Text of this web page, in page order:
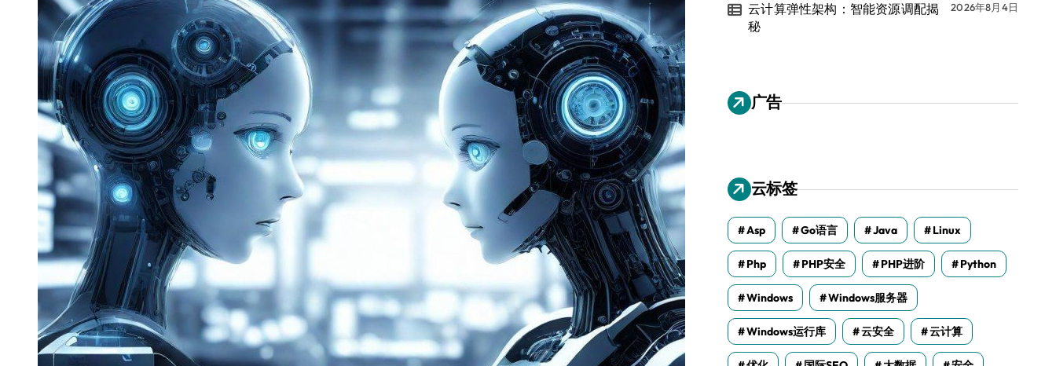
云计算弹性架构：智能资源调配揭
秘
2026年8月4日
广告
云标签
Asp Go语言 Java Linux
Php PHP安全 PHP进阶 Python
Windows Windows服务器
Windows运行库 云安全 云计算